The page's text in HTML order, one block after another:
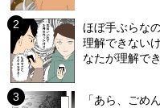
ほぼ手ぶらな
理解できない
なたが理解で
「あら、ごめ